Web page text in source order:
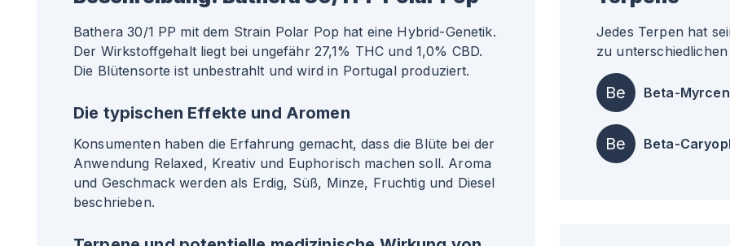
Bathera 30/1 PP mit dem Strain Polar Pop hat eine Hybrid-Genetik.
Der Wirkstoffgehalt liegt bei ungefähr 27,1% THC und 1,0% CBD.
Die Blütensorte ist unbestrahlt und wird in Portugal produziert.
Die typischen Effekte und Aromen
Konsumenten haben die Erfahrung gemacht, dass die Blüte bei der
Anwendung Relaxed, Kreativ und Euphorisch machen soll. Aroma
und Geschmack werden als Erdig, Süß, Minze, Fruchtig und Diesel
beschrieben.
Jedes Terpen hat
zu
Be Beta-Myrcen
Be Beta-